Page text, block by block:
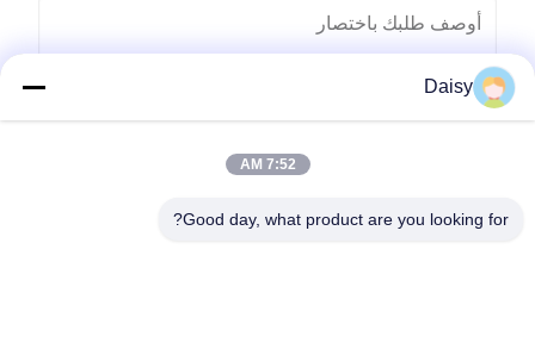
يرسل
Daisy
7:52 AM
Good day, what product are you looking for?